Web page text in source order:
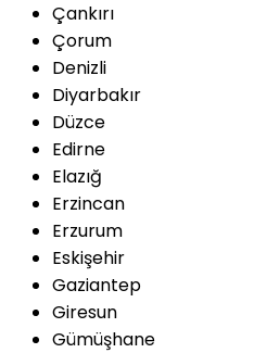
Çankırı
Çorum
Denizli
Diyarbakır
Düzce
Edirne
Elazığ
Erzincan
Erzurum
Eskişehir
Gaziantep
Giresun
Gümüşhane